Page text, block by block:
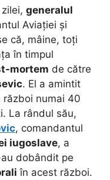
generalul
Aviației și
că, mâine, toți
în timpul
mortem de către
. El a amintit
numai 40
La rândul său,
, comandantul
iugoslave, a
dobândit pe
în acest război.